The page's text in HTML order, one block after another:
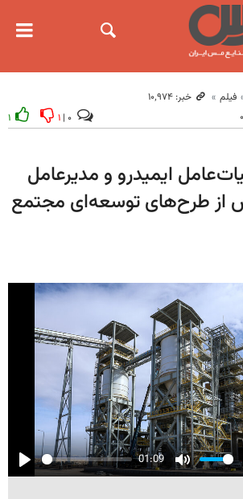
فیلم
خبر: ۱۰٬۹۷۴
۱ ۱
ایمیدرو و مدیرعامل
طرح‌های توسعه‌ای مجتمع
Play
01:09
Mute